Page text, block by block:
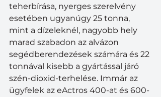
teherbírása, nyerges szerelvény
esetében ugyanúgy 25 tonna,
mint a dízeleknél, nagyobb hely
marad szabadon az alvázon
segédberendezések számára és 22
tonnával kisebb a gyártással járó
szén-dioxid-terhelése. Immár az
ügyfelek az eActros 400-at és 600-